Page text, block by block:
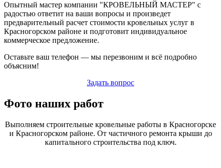
Опытный мастер компании "КРОВЕЛЬНЫЙ МАСТЕР" с
радостью ответит на ваши вопросы и произведет
предварительный расчет стоимости кровельных услуг в
Красногорском районе и подготовит индивидуальное
коммерческое предложение.
Оставьте ваш телефон — мы перезвоним и всё подробно
объясним!
Задать вопрос
Фото наших работ
Выполняем строительные кровельные работы в Красногорске
и Красногорском районе. От частичного ремонта крыши до
капитального строительства под ключ.